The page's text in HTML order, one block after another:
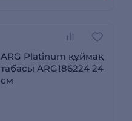
ARG Platinum құймақ
табасы ARG186224 24
см